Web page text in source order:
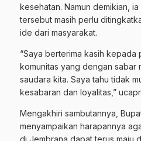
kesehatan. Namun demikian,
tersebut masih perlu
ide dari masyarakat.
“Saya berterima kasih kepada
komunitas yang dengan sabar
saudara kita. Saya tahu tidak
kesabaran dan loyalitas,”
Mengakhiri sambutannya,
menyampaikan harapannya